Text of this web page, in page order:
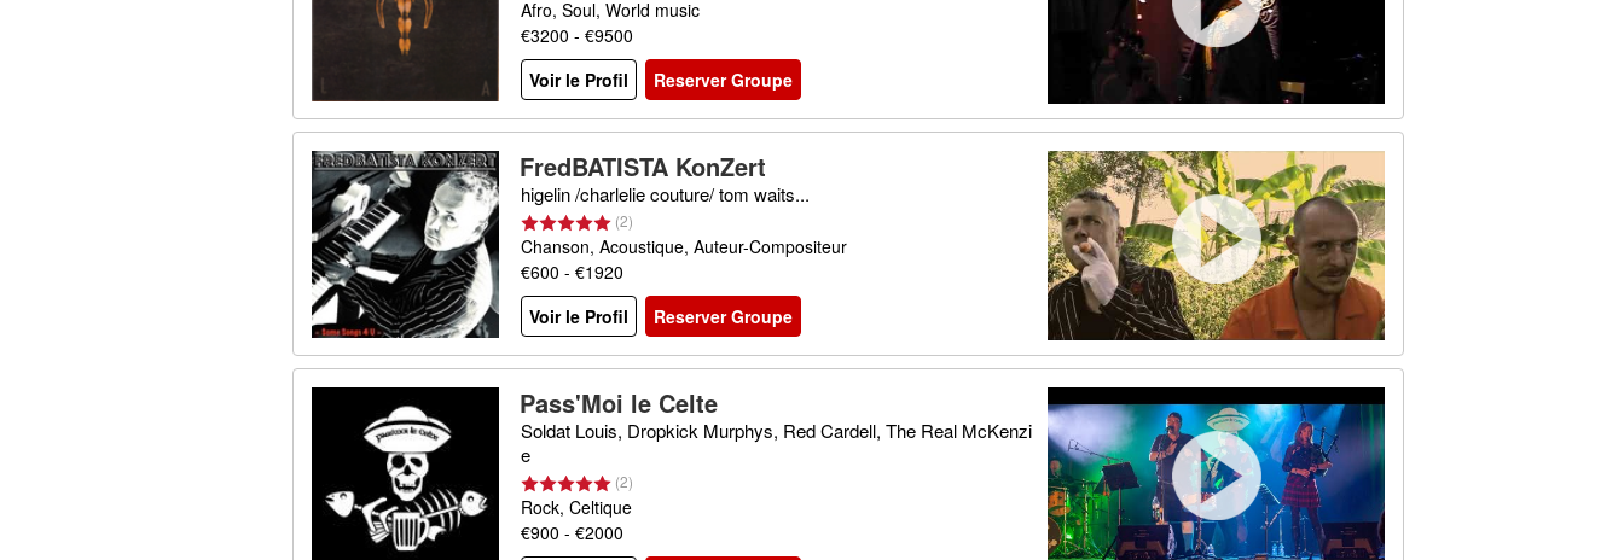
Afro, Soul, World music
€3200 - €9500
Voir le Profil
Reserver Groupe
FredBATISTA KonZert
higelin /charlelie couture/ tom waits...
(2)
Chanson, Acoustique, Auteur-Compositeur
€600 - €1920
Voir le Profil
Reserver Groupe
Pass'Moi le Celte
Soldat Louis, Dropkick Murphys, Red Cardell, The Real McKenzi
e
(2)
Rock, Celtique
€900 - €2000